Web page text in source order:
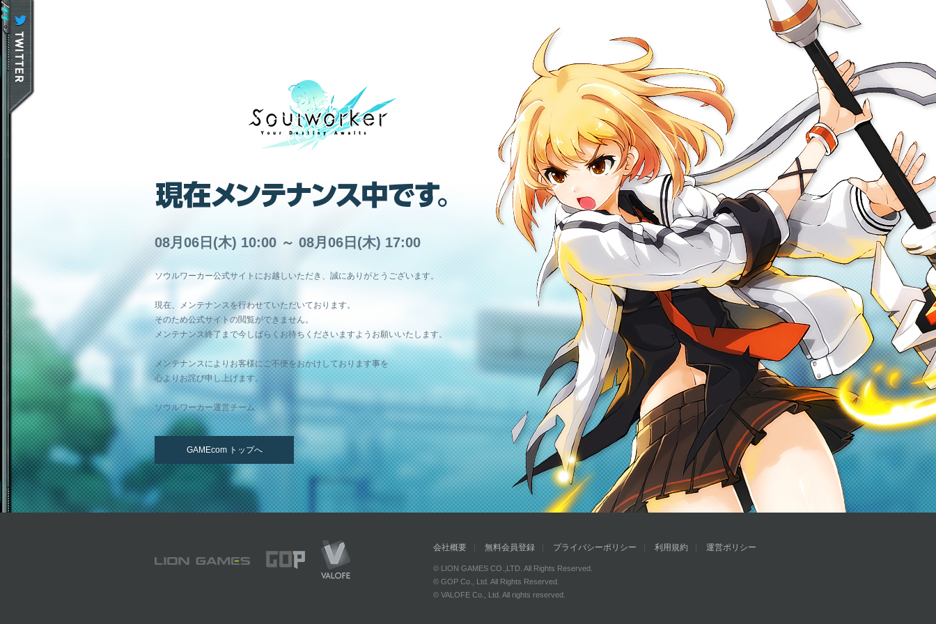
08月06日(木) 10:00 ～ 08月06日(木) 17:00
ソウルワーカー公式サイトにお越しいただき、誠にありがとうございます。
現在、メンテナンスを行わせていただいております。
そのため公式サイトの閲覧ができません。
メンテナンス終了まで今しばらくお待ちくださいますようお願いいたします。
メンテナンスによりお客様にご不便をおかけしております事を
心よりお詫び申し上げます。
ソウルワーカー運営チーム
GAMEcom トップへ
会社概要 無料会員登録 プライバシーポリシー 利用規約 運営ポリシー
© LION GAMES CO.,LTD. All Rights Reserved.
© GOP Co., Ltd. All Rights Reserved.
© VALOFE Co., Ltd. All rights reserved.